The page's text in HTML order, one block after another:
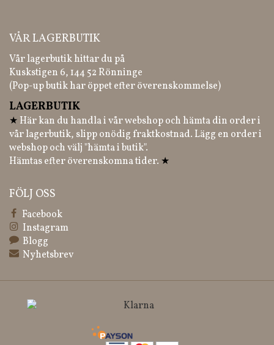
VÅR LAGERBUTIK
Vår lagerbutik hittar du på
Kuskstigen 6, 144 52 Rönninge
(Pop-up butik har öppet efter överenskommelse)
LAGERBUTIK
★ Här kan du handla i vår webshop och hämta din order i
vår lagerbutik, slipp onödig fraktkostnad. Lägg en order i
webshop och välj "hämta i butik".
Hämtas efter överenskomna tider. ★
FÖLJ OSS
Facebook
Instagram
Blogg
Nyhetsbrev